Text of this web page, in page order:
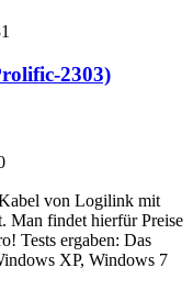
2303)
von Logilink mit
Man findet hierfür Preise
Tests ergaben: Das
XP, Windows 7